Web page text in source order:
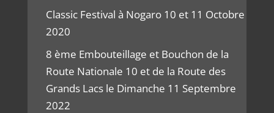
Classic Festival à Nogaro 10 et 11 Octobre
2020
8 ème Embouteillage et Bouchon de la
Route Nationale 10 et de la Route des
Grands Lacs le Dimanche 11 Septembre
2022